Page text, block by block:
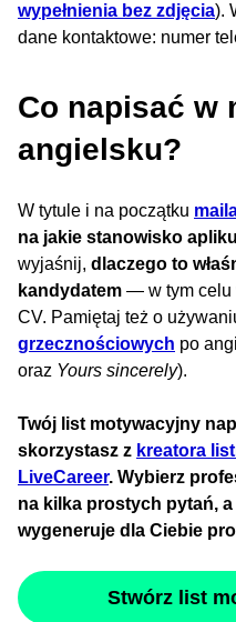
wypełnienia bez zdjęcia).
dane kontaktowe: numer
Co napisać w
angielsku?
W tytule i na początku
na jakie stanowisko
wyjaśnij, dlaczego to
kandydatem — w tym celu
CV. Pamiętaj też o
grzecznościowych po
oraz Yours sincerely).
Twój list motywacyjny
skorzystasz z kreatora
LiveCareer. Wybierz
na kilka prostych pytań,
wygeneruje dla Ciebie
Stwórz list